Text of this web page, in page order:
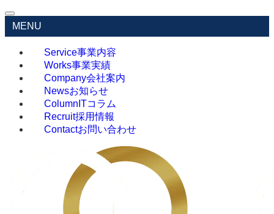
MENU
Service事業内容
Works事業実績
Company会社案内
Newsお知らせ
Column ITコラム
Recruit採用情報
Contactお問い合わせ